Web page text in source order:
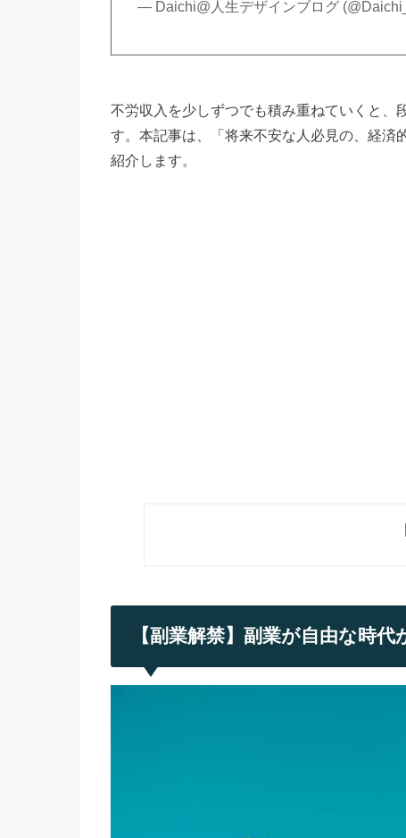
— Daichi@人生デザインブログ
不労収入を少しずつでも積み重ねていくと、
す。本記事は、「将来不安な人必見の、経済
紹介します。
【副業解禁】副業が自由な時代